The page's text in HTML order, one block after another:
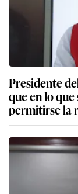
Presidente
que en lo
permitirse la